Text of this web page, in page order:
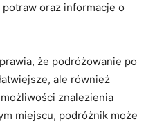
oraz informacje o
że podróżowanie po
‍ale również
znalezienia
miejscu,​ podróżnik może